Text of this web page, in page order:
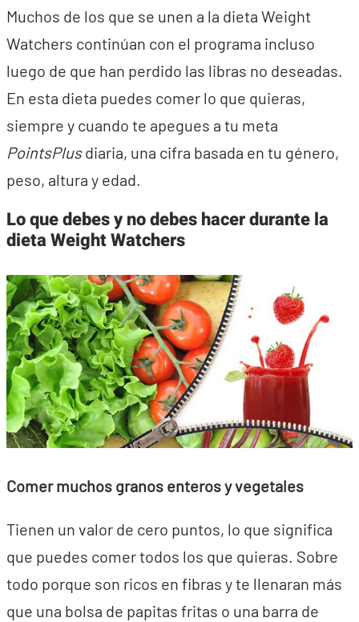
Muchos de los que se unen a la dieta Weight
Watchers continúan con el programa incluso
luego de que han perdido las libras no deseadas.
En esta dieta puedes comer lo que quieras,
siempre y cuando te apegues a tu meta
PointsPlusdiaria, una cifra basada en tu género,
peso, altura y edad.
Lo que debes y no debes hacer durante la
dieta Weight Watchers
Comer muchos granos enteros y vegetales
Tienen un valor de cero puntos, lo que significa
que puedes comer todos los que quieras. Sobre
todo porque son ricos en fibras y te llenaran más
que una bolsa de papitas fritas o una barra de